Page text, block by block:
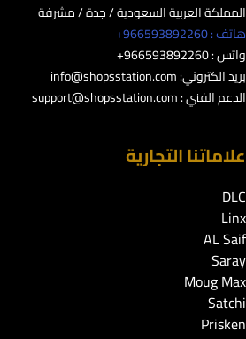
المملكة العربية السعودية / جدة / مشرفة
هاتف : 966593892260+
واتس : 966593892260+
بريد الكتروني:info@shopsstation.com
الدعم الفني :support@shopsstation.com
علاماتنا التجارية
DLC
Linx
AL Saif
Saray
Moug Max
Satchi
Prisken